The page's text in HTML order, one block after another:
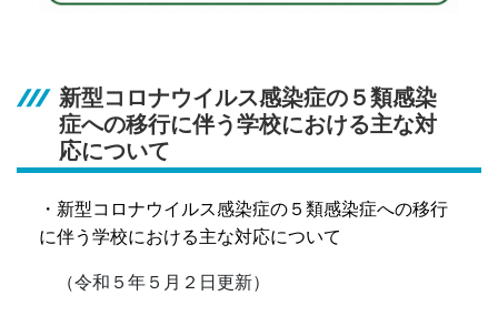
新型コロナウイルス感染症の５類感染
症への移行に伴う学校における主な対
応について
・ 新型コロナウイルス感染症の５類感染症への移行
に伴う学校における主な対応について
（令和５年５月２日更新）